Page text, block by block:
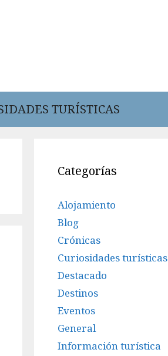
TURÍSTICAS
Categorías
Alojamiento
Blog
Crónicas
Curiosidades turísticas
Destacado
Destinos
Eventos
General
Información turística